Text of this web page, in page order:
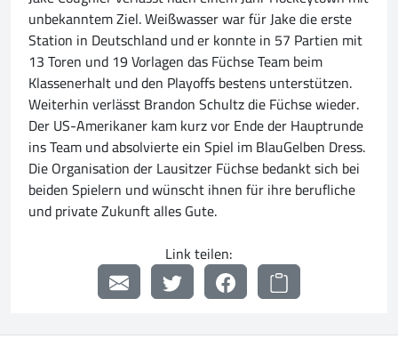
unbekanntem Ziel. Weißwasser war für Jake die erste
Station in Deutschland und er konnte in 57 Partien mit
13 Toren und 19 Vorlagen das Füchse Team beim
Klassenerhalt und den Playoffs bestens unterstützen.
Weiterhin verlässt Brandon Schultz die Füchse wieder.
Der US-Amerikaner kam kurz vor Ende der Hauptrunde
ins Team und absolvierte ein Spiel im BlauGelben Dress.
Die Organisation der Lausitzer Füchse bedankt sich bei
beiden Spielern und wünscht ihnen für ihre berufliche
und private Zukunft alles Gute.
Link teilen: